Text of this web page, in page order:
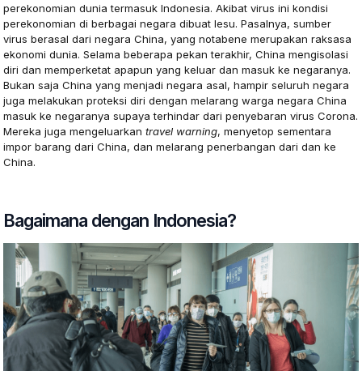
perekonomian dunia termasuk Indonesia. Akibat virus ini kondisi
perekonomian di berbagai negara dibuat lesu. Pasalnya, sumber
virus berasal dari negara China, yang notabene merupakan raksasa
ekonomi dunia. Selama beberapa pekan terakhir, China mengisolasi
diri dan memperketat apapun yang keluar dan masuk ke negaranya.
Bukan saja China yang menjadi negara asal, hampir seluruh negara
juga melakukan proteksi diri dengan melarang warga negara China
masuk ke negaranya supaya terhindar dari penyebaran virus Corona.
Mereka juga mengeluarkan travel warning, menyetop sementara
impor barang dari China, dan melarang penerbangan dari dan ke
China.
Bagaimana dengan Indonesia?